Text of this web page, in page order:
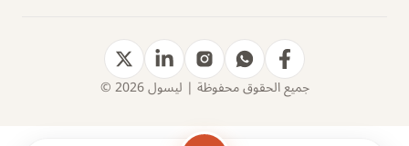
جميع الحقوق محفوظة | ليسول 2026 ©